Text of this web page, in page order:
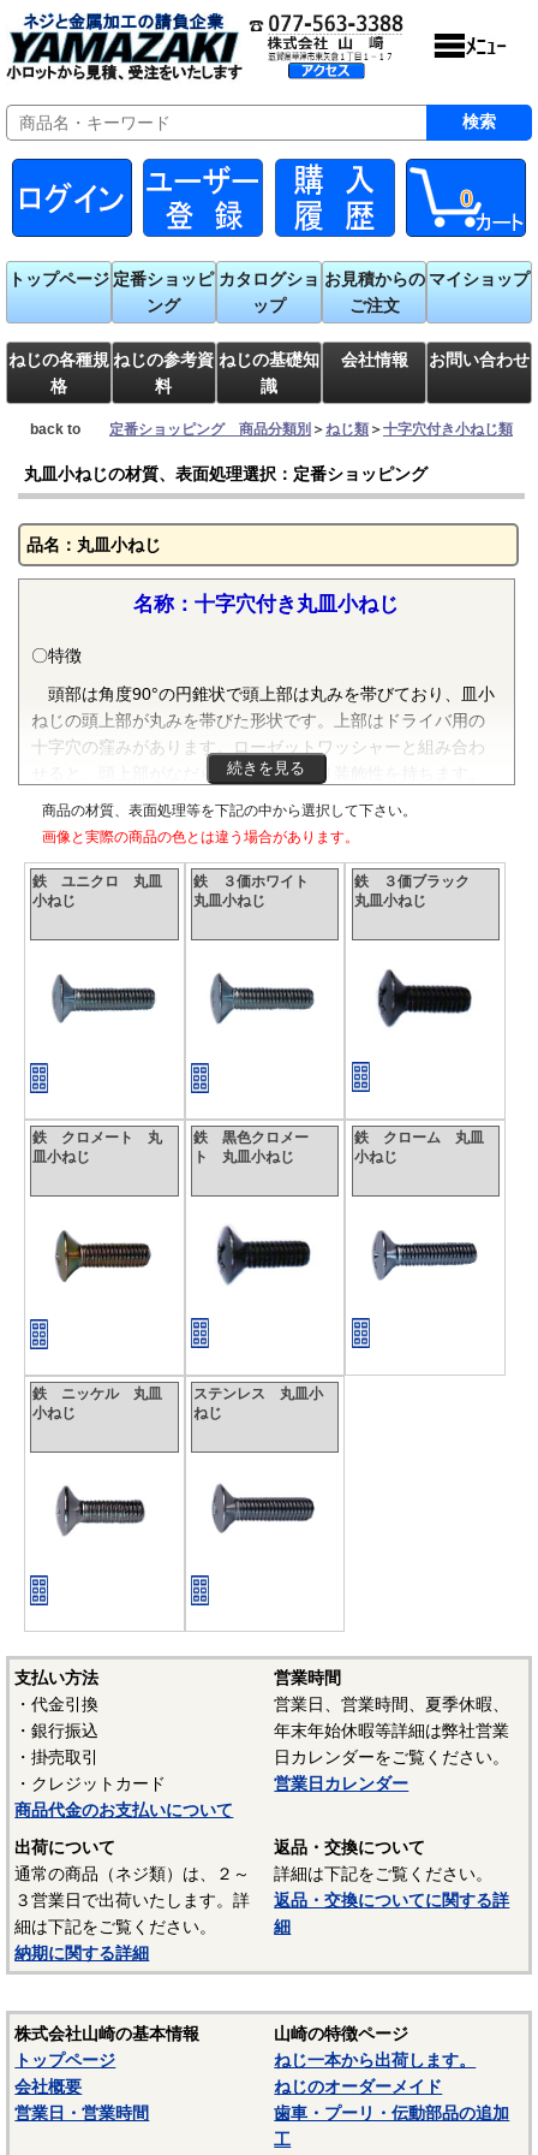
0
トップページ 定番ショッピ
ング
カタログショ
ップ
お見積からの
ご注文
マイショップ
ねじの各種規
格
ねじの参考資
料
ねじの基礎知
識
会社情報 お問い合わせ
back to 定番ショッピング 商品分類別 ＞ねじ類 ＞十字穴付き小ねじ類
丸皿小ねじの材質、表面処理選択：定番ショッピング
品名：丸皿小ねじ
名称：十字穴付き丸皿小ねじ
〇特徴
頭部は角度90°の円錐状で頭上部は丸みを帯びており、皿小
ねじの頭上部が丸みを帯びた形状です。上部はドライバ用の
十字穴の窪みがあります。ローゼットワッシャーと組み合わ
せると、頭上部がなだらかな曲面となり装飾性を持ちます。
市販されているのは呼びM2～M8です。ドライバの十字穴番号
はM2～M2.6が１番、M3～M5は2番、M6～M8は3番が適用さ
〇規格
鉄（SWCH等）・ステンレス（SUS304相当品）が流通して
いますが、SUS316L、真鍮等様々な材質のねじが市販されて
います。
〇表面処理
鉄はメッキを施していない生地がありますが、一般的には
メッキが施されています。メッキの種類は、ユニクロ、三価
以外に茶ブロンズ、黒染め他多数あります。鉄、ステンレス
の両者で塗装品もあります。
続きを見る
商品の材質、表面処理等を下記の中から選択して下さい。
画像と実際の商品の色とは違う場合があります。
鉄 ユニクロ 丸皿
小ねじ
鉄 ３価ホワイト
丸皿小ねじ
鉄 ３価ブラック
丸皿小ねじ
鉄 クロメート 丸
皿小ねじ
鉄 黒色クロメー
ト 丸皿小ねじ
鉄 クローム 丸皿
小ねじ
鉄 ニッケル 丸皿
小ねじ
ステンレス 丸皿小
ねじ
支払い方法
・代金引換
・銀行振込
・掛売取引
・クレジットカード
商品代金のお支払いについて
営業時間
営業日、営業時間、夏季休暇、
年末年始休暇等詳細は弊社営業
日カレンダーをご覧ください。
営業日カレンダー
出荷について
通常の商品（ネジ類）は、２～
３営業日で出荷いたします。詳
細は下記をご覧ください。
納期に関する詳細
返品・交換について
詳細は下記をご覧ください。
返品・交換についてに関する詳
細
株式会社山崎の基本情報
トップページ
会社概要
営業日・営業時間
山崎の特徴ページ
ねじ一本から出荷します。
ねじのオーダーメイド
歯車・プーリ・伝動部品の追加
工